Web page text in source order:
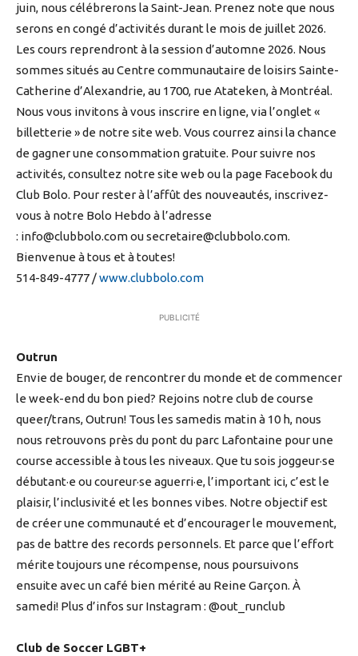
juin, nous célébrerons la Saint-Jean. Prenez note que nous
serons en congé d’activités durant le mois de juillet 2026.
Les cours reprendront à la session d’automne 2026. Nous
sommes situés au Centre communautaire de loisirs Sainte-
Catherine d’Alexandrie, au 1700, rue Atateken, à Montréal.
Nous vous invitons à vous inscrire en ligne, via l’onglet «
billetterie » de notre site web. Vous courrez ainsi la chance
de gagner une consommation gratuite. Pour suivre nos
activités, consultez notre site web ou la page Facebook du
Club Bolo. Pour rester à l’affût des nouveautés, inscrivez-
vous à notre Bolo Hebdo à l’adresse
: info@clubbolo.comousecretaire@clubbolo.com.
Bienvenue à tous et à toutes!
514-849-4777 /www.clubbolo.com
PUBLICITÉ
Outrun
Envie de bouger, de rencontrer du monde et de commencer
le week-end du bon pied? Rejoins notre club de course
queer/trans, Outrun! Tous les samedis matin à 10 h, nous
nous retrouvons près du pont du parc Lafontaine pour une
course accessible à tous les niveaux. Que tu sois joggeur·se
débutant·e ou coureur·se aguerri·e, l’important ici, c’est le
plaisir, l’inclusivité et les bonnes vibes. Notre objectif est
de créer une communauté et d’encourager le mouvement,
pas de battre des records personnels. Et parce que l’effort
mérite toujours une récompense, nous poursuivons
ensuite avec un café bien mérité au Reine Garçon. À
samedi! Plus d’infos sur Instagram : @out_runclub
Club de Soccer LGBT+